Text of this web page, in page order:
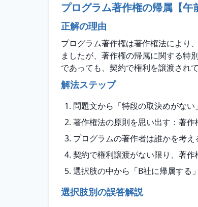
プログラム著作権の帰属【午
正解の理由
プログラム著作権は著作権法により
ましたが、著作権の帰属に関する特
であっても、契約で権利を譲渡され
解法ステップ
問題文から「特段の取決めがない
著作権法の原則を思い出す：著作
プログラムの著作者は誰かを考え
契約で権利譲渡がない限り、著作
選択肢の中から「B社に帰属する
選択肢別の誤答解説